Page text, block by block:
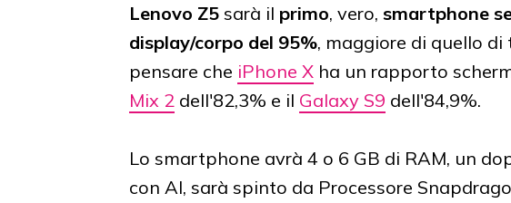
Lenovo Z5 sarà il primo, vero, smartphone
display/corpo del 95%, maggiore di quello
pensare che iPhone X ha un rapporto
Mix 2 dell'82,3% e il Galaxy S9 dell'84,9%.
Lo smartphone avrà 4 o 6 GB di RAM, un
con AI, sarà spinto da Processore